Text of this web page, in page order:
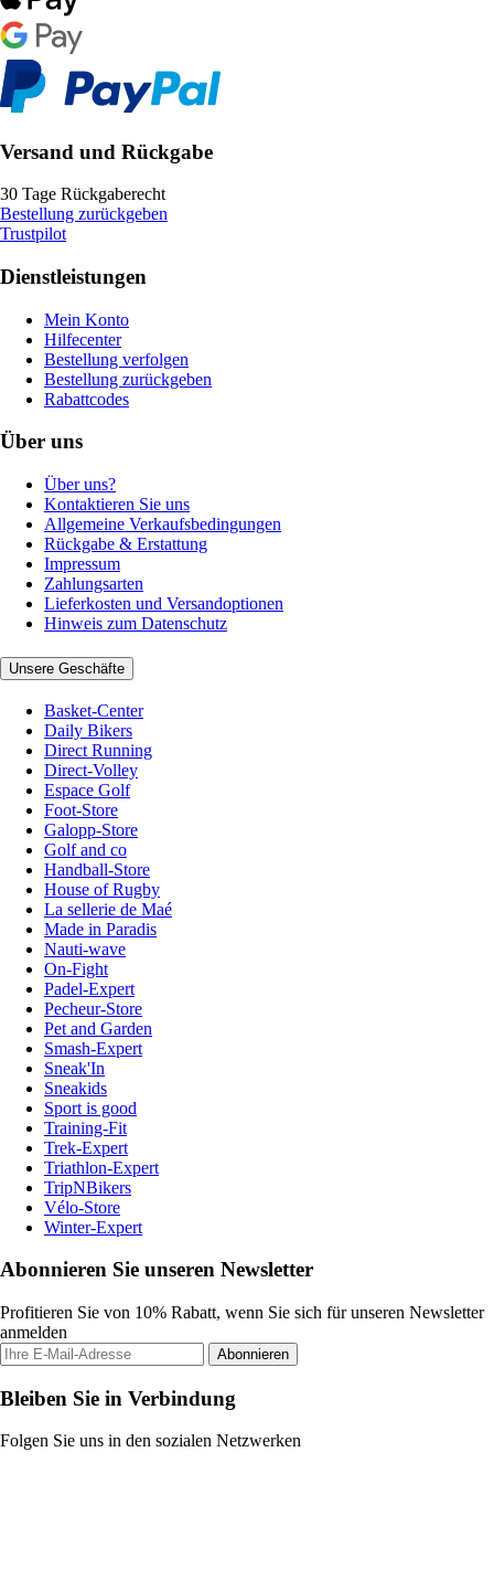
Versand und Rückgabe
30 Tage Rückgaberecht
Bestellung zurückgeben
Trustpilot
Dienstleistungen
Mein Konto
Hilfecenter
Bestellung verfolgen
Bestellung zurückgeben
Rabattcodes
Über uns
Über uns?
Kontaktieren Sie uns
Allgemeine Verkaufsbedingungen
Rückgabe & Erstattung
Impressum
Zahlungsarten
Lieferkosten und Versandoptionen
Hinweis zum Datenschutz
Unsere Geschäfte
Basket-Center
Daily Bikers
Direct Running
Direct-Volley
Espace Golf
Foot-Store
Galopp-Store
Golf and co
Handball-Store
House of Rugby
La sellerie de Maé
Made in Paradis
Nauti-wave
On-Fight
Padel-Expert
Pecheur-Store
Pet and Garden
Smash-Expert
Sneak'In
Sneakids
Sport is good
Training-Fit
Trek-Expert
Triathlon-Expert
TripNBikers
Vélo-Store
Winter-Expert
Abonnieren Sie unseren Newsletter
Profitieren Sie von 10% Rabatt, wenn Sie sich für unseren Newsletter
anmelden
Abonnieren
Bleiben Sie in Verbindung
Folgen Sie uns in den sozialen Netzwerken